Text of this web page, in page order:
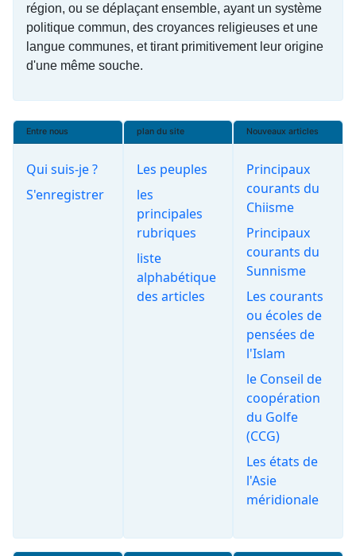
région, ou se déplaçant ensemble, ayant un système
politique commun, des croyances religieuses et une
langue communes, et tirant primitivement leur origine
d'une même souche.
Entre nous
Qui suis-je ?
S'enregistrer
plan du site
Les peuples
les
principales
rubriques
liste
alphabétique
des articles
Nouveaux articles
Principaux
courants du
Chiisme
Principaux
courants du
Sunnisme
Les courants
ou écoles de
pensées de
l'Islam
le Conseil de
coopération
du Golfe
(CCG)
Les états de
l'Asie
méridionale